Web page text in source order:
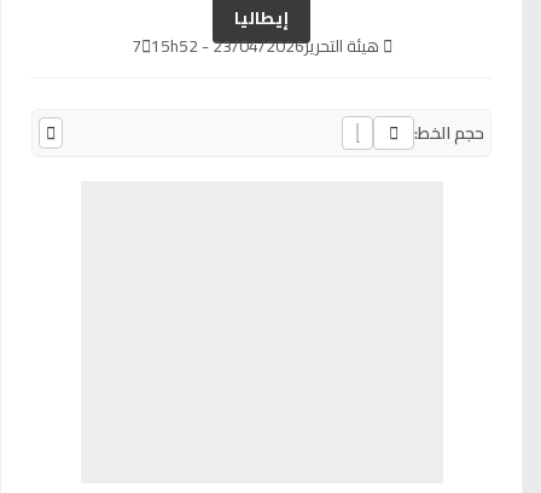
إيطاليا
هيئة التحرير23/04/2026 - 15h52
7
حجم الخط: